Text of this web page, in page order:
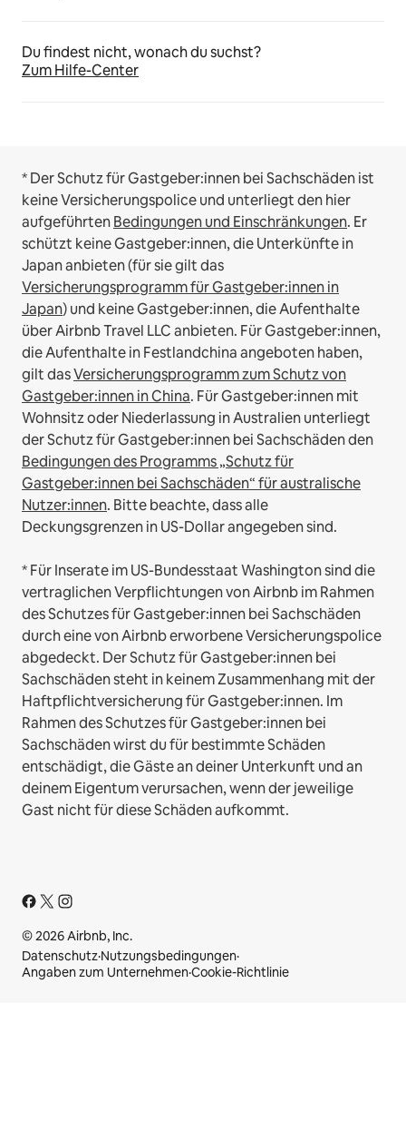
Du findest nicht, wonach du suchst?
Zum Hilfe-Center
* Der Schutz für Gastgeber:innen bei Sachschäden ist
keine Versicherungspolice und unterliegt den hier
aufgeführtenBedingungen und Einschränkungen. Er
schützt keine Gastgeber:innen, die Unterkünfte in
Japan anbieten (für sie gilt das
Versicherungsprogramm für Gastgeber:innen in
Japan) und keine Gastgeber:innen, die Aufenthalte
über Airbnb Travel LLC anbieten. Für Gastgeber:innen,
die Aufenthalte in Festlandchina angeboten haben,
gilt dasVersicherungsprogramm zum Schutz von
Gastgeber:innen in China. Für Gastgeber:innen mit
Wohnsitz oder Niederlassung in Australien unterliegt
der Schutz für Gastgeber:innen bei Sachschäden den
Bedingungen des Programms „Schutz für
Gastgeber:innen bei Sachschäden“ für australische
Nutzer:innen. Bitte beachte, dass alle
Deckungsgrenzen in US-Dollar angegeben sind.
* Für Inserate im US-Bundesstaat Washington sind die
vertraglichen Verpflichtungen von Airbnb im Rahmen
des Schutzes für Gastgeber:innen bei Sachschäden
durch eine von Airbnb erworbene Versicherungspolice
abgedeckt. Der Schutz für Gastgeber:innen bei
Sachschäden steht in keinem Zusammenhang mit der
Haftpflichtversicherung für Gastgeber:innen. Im
Rahmen des Schutzes für Gastgeber:innen bei
Sachschäden wirst du für bestimmte Schäden
entschädigt, die Gäste an deiner Unterkunft und an
deinem Eigentum verursachen, wenn der jeweilige
Gast nicht für diese Schäden aufkommt.
© 2026 Airbnb, Inc.
Datenschutz·Nutzungsbedingungen·
Angaben zum Unternehmen·Cookie-Richtlinie